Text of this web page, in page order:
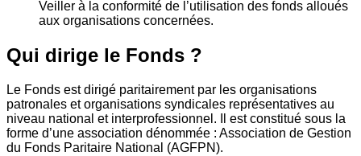
Veiller à la conformité de l’utilisation des fonds alloués
aux organisations concernées.
Qui dirige le Fonds ?
Le Fonds est dirigé paritairement par les organisations
patronales et organisations syndicales représentatives au
niveau national et interprofessionnel. Il est constitué sous la
forme d’une association dénommée : Association de Gestion
du Fonds Paritaire National (AGFPN).